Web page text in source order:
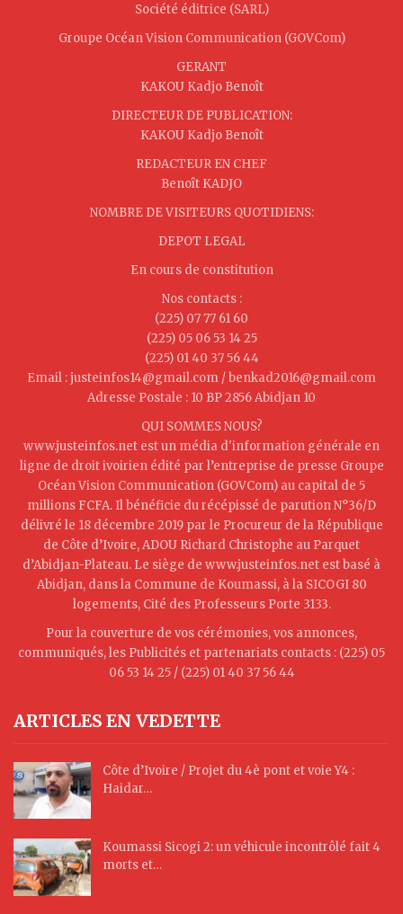
Société éditrice (SARL)
Groupe Océan Vision Communication (GOVCom)
GERANT
KAKOU Kadjo Benoît
DIRECTEUR DE PUBLICATION:
KAKOU Kadjo Benoît
REDACTEUR EN CHEF
Benoît KADJO
NOMBRE DE VISITEURS QUOTIDIENS:
DEPOT LEGAL
En cours de constitution
Nos contacts :
(225) 07 77 61 60
(225) 05 06 53 14 25
(225) 01 40 37 56 44
Email : justeinfos14@gmail.com / benkad2016@gmail.com
Adresse Postale : 10 BP 2856 Abidjan 10
QUI SOMMES NOUS?
www.justeinfos.net est un média d'information générale en
ligne de droit ivoirien édité par l’entreprise de presse Groupe
Océan Vision Communication (GOVCom) au capital de 5
millions FCFA. Il bénéficie du récépissé de parution N°36/D
délivré le 18 décembre 2019 par le Procureur de la République
de Côte d’Ivoire, ADOU Richard Christophe au Parquet
d’Abidjan-Plateau. Le siège de www.justeinfos.net est basé à
Abidjan, dans la Commune de Koumassi, à la SICOGI 80
logements, Cité des Professeurs Porte 3133.
Pour la couverture de vos cérémonies, vos annonces,
communiqués, les Publicités et partenariats contacts : (225) 05
06 53 14 25 / (225) 01 40 37 56 44
ARTICLES EN VEDETTE
Côte d’Ivoire / Projet du 4è pont et voie Y4 :
Haidar…
Koumassi Sicogi 2: un véhicule incontrôlé fait 4
morts et…